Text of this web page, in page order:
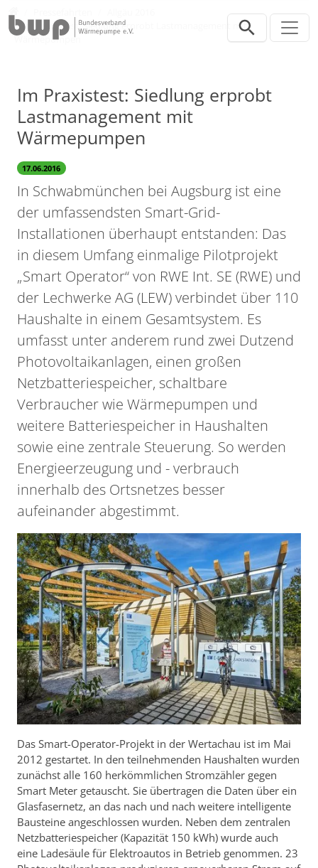
Im Praxistest: Siedlung erprobt Lastmanagement mit
Wärmepumpen
Im Praxistest: Siedlung erprobt
Lastmanagement mit
Wärmepumpen
17.06.2016
In Schwabmünchen bei Augsburg ist eine
der umfassendsten Smart-Grid-
Installationen überhaupt entstanden: Das
in diesem Umfang einmalige Pilotprojekt
„Smart Operator“ von RWE Int. SE (RWE) und
der Lechwerke AG (LEW) verbindet über 110
Haushalte in einem Gesamtsystem. Es
umfasst unter anderem rund zwei Dutzend
Photovoltaikanlagen, einen großen
Netzbatteriespeicher, schaltbare
Verbraucher wie Wärmepumpen und
weitere Batteriespeicher in Haushalten
sowie eine zentrale Steuerung. So werden
Energieerzeugung und - verbrauch
innerhalb des Ortsnetzes besser
aufeinander abgestimmt.
Das Smart-Operator-Projekt in der Wertachau ist im Mai
2012 gestartet. In den teilnehmenden Haushalten wurden
zunächst alle 160 herkömmlichen Stromzähler gegen
Smart Meter getauscht. Sie übertragen die Daten über ein
Glasfasernetz, an das nach und nach weitere intelligente
Bausteine angeschlossen wurden. Neben dem zentralen
Netzbatteriespeicher (Kapazität 150 kWh) wurde auch
eine Ladesäule für Elektroautos in Betrieb genommen. 23